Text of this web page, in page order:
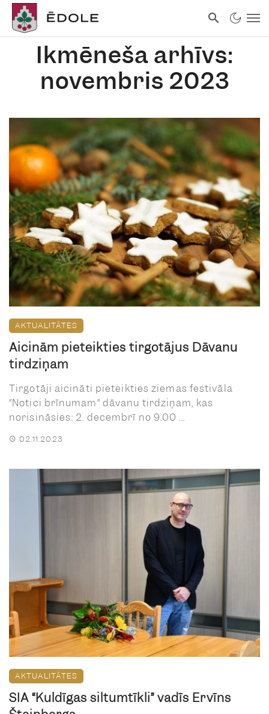
Ikmēneša arhīvs:
novembris 2023
AKTUALITĀTES
Aicinām pieteikties tirgotājus Dāvanu
tirdziņam
Tirgotāji aicināti pieteikties ziemas festivāla
“Notici brīnumam” dāvanu tirdziņam, kas
norisināsies: 2. decembrī no 9.00 ...
02.11.2023
AKTUALITĀTES
SIA “Kuldīgas siltumtīkli” vadīs Ervīns